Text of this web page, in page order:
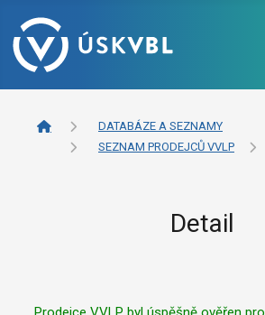
DATABÁZE A SEZNAMY
SEZNAM PRODEJCŮ VVLP
Detail